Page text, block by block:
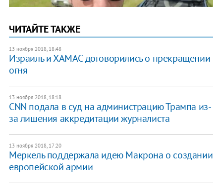
ЧИТАЙТЕ ТАКЖЕ
13 ноября 2018, 18:48
Израиль и ХАМАС договорились о прекращении
огня
13 ноября 2018, 18:18
CNN подала в суд на администрацию Трампа из-
за лишения аккредитации журналиста
13 ноября 2018, 17:20
Меркель поддержала идею Макрона о создании
европейской армии